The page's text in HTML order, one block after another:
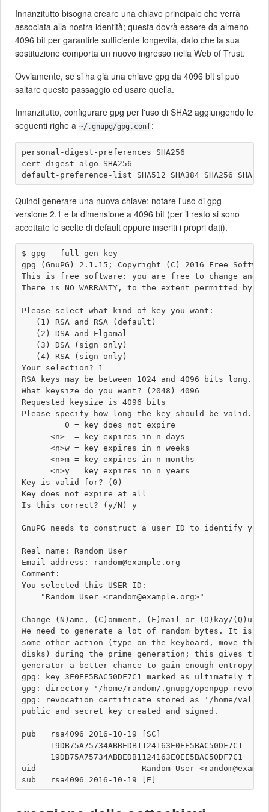
Innanzitutto bisogna creare una chiave principale che verrà
associata alla nostra identità; questa dovrà essere da almeno
4096 bit per garantirle sufficiente longevità, dato che la sua
sostituzione comporta un nuovo ingresso nella Web of Trust.
Ovviamente, se si ha già una chiave gpg da 4096 bit si può
saltare questo passaggio ed usare quella.
Innanzitutto, configurare gpg per l'uso di SHA2 aggiungendo le
seguenti righe a ~/.gnupg/gpg.conf:
personal-digest-preferences SHA256
cert-digest-algo SHA256
Quindi generare una nuova chiave: notare l'uso di gpg
versione 2.1 e la dimensione a 4096 bit (per il resto si sono
accettate le scelte di default oppure inseriti i propri dati).
$ gpg --full-gen-key
gpg (GnuPG) 2.1.15; Copyright (C) 2016 Free
This is free software: you are free to change
There is NO WARRANTY, to the extent permitted by
Please select what kind of key you want:
   (1) RSA and RSA (default)
   (2) DSA and Elgamal
   (3) DSA (sign only)
   (4) RSA (sign only)
Your selection? 1
RSA keys may be between 1024 and 4096 bits long.
What keysize do you want? (2048) 4096
Requested keysize is 4096 bits
Please specify how long the key should be valid.
         0 = key does not expire
      <n>  = key expires in n days
      <n>w = key expires in n weeks
      <n>m = key expires in n months
      <n>y = key expires in n years
Key is valid for? (0)
Key does not expire at all
Is this correct? (y/N) y
GnuPG needs to construct a user ID to identify
Real name: Random User
Email address: random@example.org
Comment:
You selected this USER-ID:
    "Random User <random@example.org>"
Change (N)ame, (C)omment, (E)mail or (O)kay/
We need to generate a lot of random bytes. It is a
some other action (type on the keyboard, move the
disks) during the prime generation; this gives the
generator a better chance to gain enough entropy.
gpg: key 3E0EE5BAC50DF7C1 marked as ultimately
gpg: directory '/home/random/.gnupg/openpgp-
gpg: revocation certificate stored as '/home/valhalla/
public and secret key created and signed.
pub   rsa4096 2016-10-19 [SC]
      19DB75A75734ABBEDB1124163E0EE5BAC50DF7C1
      19DB75A75734ABBEDB1124163E0EE5BAC50DF7C1
uid                      Random User